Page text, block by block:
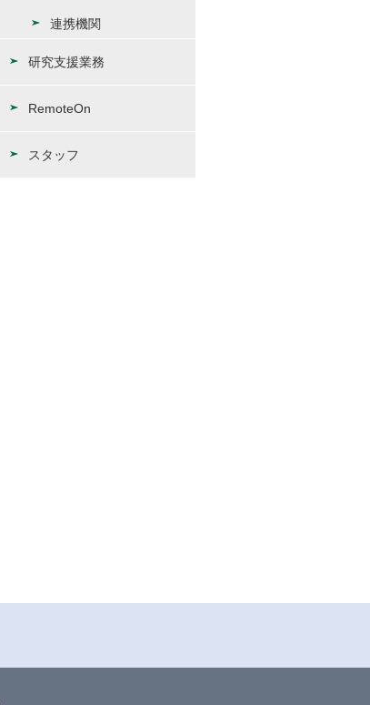
連携機関
研究支援業務
RemoteOn
スタッフ